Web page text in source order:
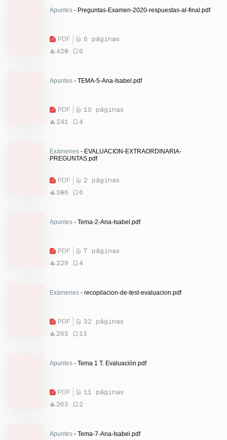
Apuntes - Preguntas-Examen-2020-respuestas-al-final.pdf
PDF
6 páginas
428
6
Apuntes - TEMA-5-Ana-Isabel.pdf
PDF
10 páginas
241
4
Exámenes - EVALUACION-EXTRAORDINARIA-
PREGUNTAS.pdf
PDF
2 páginas
386
6
Apuntes - Tema-2-Ana-Isabel.pdf
PDF
7 páginas
229
4
Exámenes - recopilacion-de-test-evaluacion.pdf
PDF
32 páginas
265
13
Apuntes - Tema 1 T. Evaluación.pdf
PDF
11 páginas
263
2
Apuntes - Tema-7-Ana-Isabel.pdf